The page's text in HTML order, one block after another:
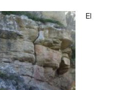
El